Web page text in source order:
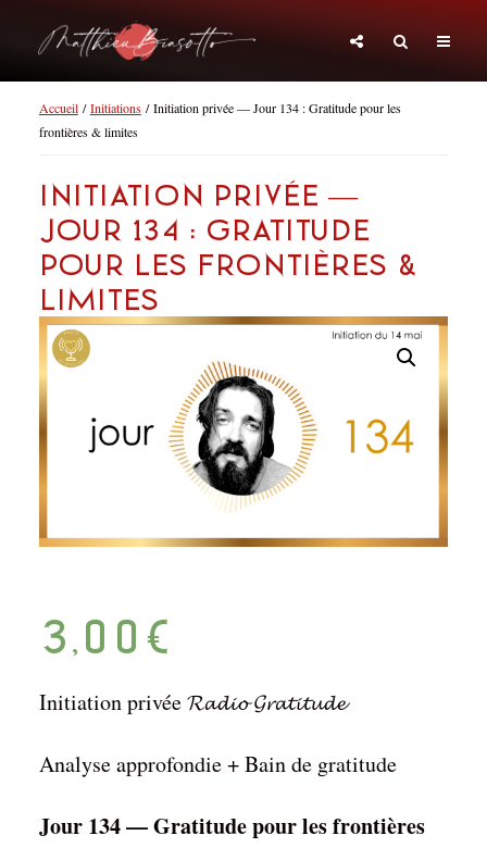
Accueil/Initiations/ Initiation privée — Jour 134 : Gratitude pour les
frontières & limites
Initiation privée —
Jour 134 : Gratitude
pour les frontières &
limites
3,00 €
Initiation privée 𝓡𝓪𝓭𝓲𝓸 𝓖𝓻𝓪𝓽𝓲𝓽𝓾𝓭𝓮
Analyse approfondie + Bain de gratitude
Jour 134 — Gratitude pour les frontières